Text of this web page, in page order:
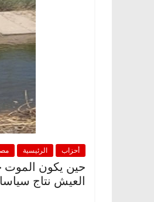
أحزاب الرئيسية
حين يكون الموت
العيش نتاج